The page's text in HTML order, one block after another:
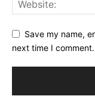
Save my name,
next time I comment.